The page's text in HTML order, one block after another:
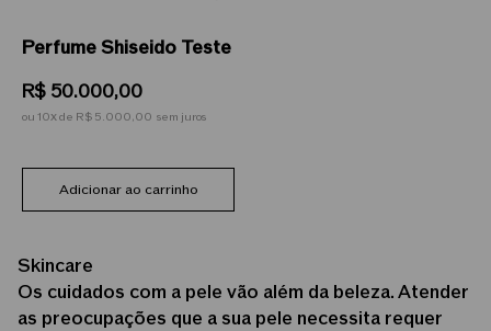
Perfume Shiseido Teste
R$ 50.000,00
ou 10 de R$ 5.000,00 sem juros
Adicionar ao carrinho
Skincare
Os cuidados com a pele vão além da beleza. Atender
as preocupações que a sua pele necessita requer